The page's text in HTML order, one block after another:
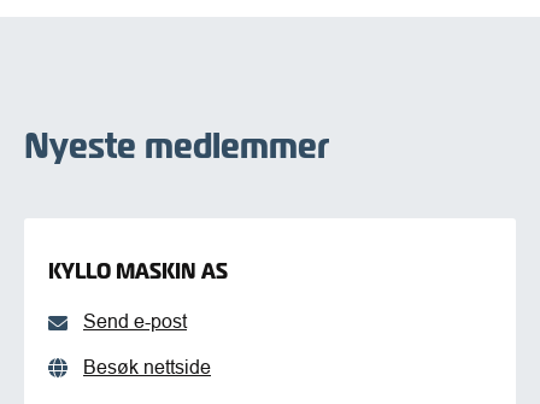
Nyeste medlemmer
KYLLO MASKIN AS
Send e-post
Besøk nettside